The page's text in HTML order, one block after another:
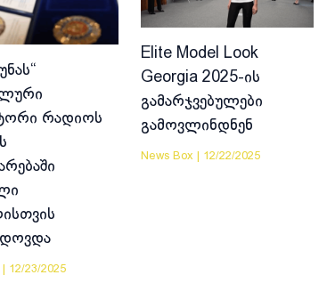
რადიოს
12/23/2025
Elite Model Look
Georgia 2025-ის
გამარჯვებულები
გამოვლინდნენ
News Box 12/22/2025